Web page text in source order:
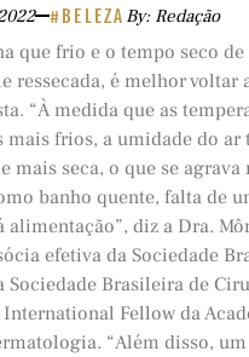
#BELEZA By: Redação
que frio e o tempo seco
ressecada, é melhor voltar
“À medida que as
mais frios, a umidade do ar
mais seca, o que se agrava
banho quente, falta de
alimentação”, diz a Dra.
efetiva da Sociedade
Sociedade Brasileira de
Fellow da
“Além disso,